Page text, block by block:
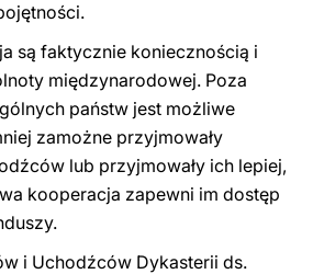
są faktycznie koniecznością i
międzynarodowej. Poza
państw jest możliwe
zamożne przyjmowały
lub przyjmowały ich lepiej,
kooperacja zapewni im dostęp
i Uchodźców Dykasterii ds.